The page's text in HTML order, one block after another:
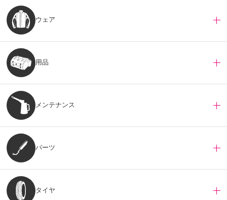
ウェア
用品
メンテナンス
パーツ
タイヤ